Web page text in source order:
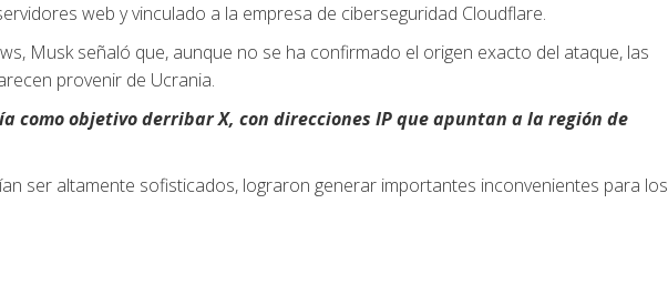
web y vinculado a la empresa de ciberseguridad Cloudflare.
Musk señaló que, aunque no se ha confirmado el origen exacto del ataque, las
provenir de Ucrania.
como objetivo derribar X, con direcciones IP que apuntan a la región de
ser altamente sofisticados, lograron generar importantes inconvenientes para los